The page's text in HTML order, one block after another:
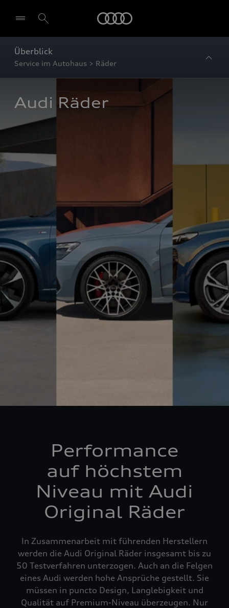
Überblick
Service im Autohaus > Räder
Audi Räder
Performance
auf höchstem
Niveau mit Audi
Original Räder
In Zusammenarbeit mit führenden Herstellern
werden die Audi Original Räder insgesamt bis zu
50 Testverfahren unterzogen. Auch an die Felgen
eines Audi werden hohe Ansprüche gestellt. Sie
müssen in puncto Design, Langlebigkeit und
Qualität auf Premium-Niveau überzeugen. Nur